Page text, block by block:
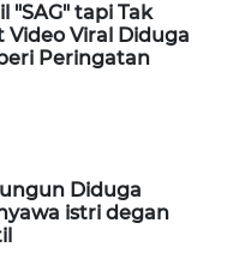
"SAG" tapi Tak
Viral Diduga
Peringatan
Diduga
istri degan